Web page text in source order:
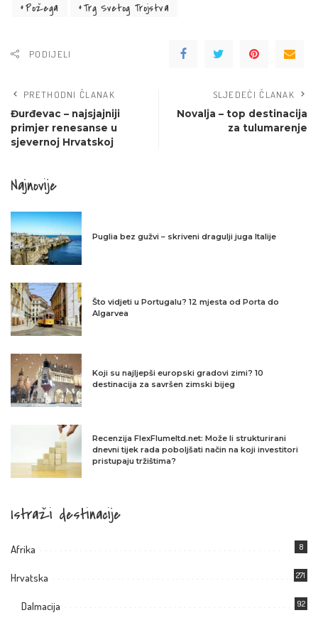
Požega
Trg Svetog Trojstva
PODIJELI
PRETHODNI ČLANAK
Đurđevac – najsjajniji
primjer renesanse u
sjevernoj Hrvatskoj
SLJEDEĆI ČLANAK
Novalja – top destinacija
za tulumarenje
Najnovije
Puglia bez gužvi – skriveni dragulji juga Italije
Što vidjeti u Portugalu? 12 mjesta od Porta do
Algarvea
Koji su najljepši europski gradovi zimi? 10
destinacija za savršen zimski bijeg
Recenzija FlexFlumeltd.net: Može li strukturirani
dnevni tijek rada poboljšati način na koji investitori
pristupaju tržištima?
Istraži destinacije
Afrika 8
Hrvatska 271
Dalmacija 92